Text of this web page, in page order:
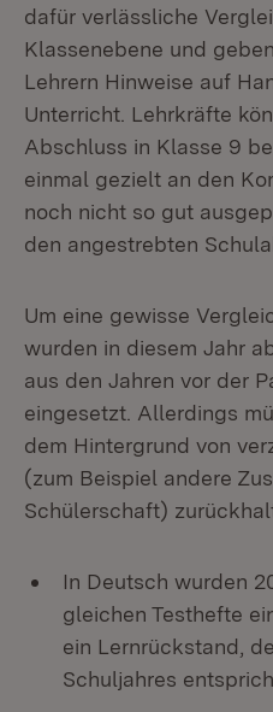
dafür verlässliche
Klassenebene und
Lehrern Hinweise auf
Unterricht. Lehrkräfte
Abschluss in Klasse 9
einmal gezielt an den
noch nicht so gut
den angestrebten
Um eine gewisse
wurden in diesem Jahr
aus den Jahren vor der
eingesetzt. Allerdings
dem Hintergrund von
(zum Beispiel andere
Schülerschaft)
In Deutsch wurden
gleichen Testhefte
ein Lernrückstand,
Schuljahres